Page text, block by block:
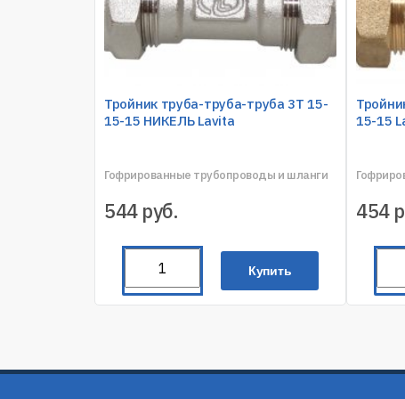
Тройник труба-труба-труба 3T 15-
15-15 НИКЕЛЬ Lavita
Гофрированные трубопроводы и шланги
544 руб.
Купить
15-15
454